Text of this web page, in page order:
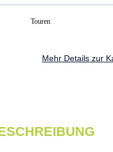
Touren
Mehr Details zur